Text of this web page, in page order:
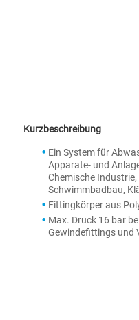
Kurzbeschreibung
Ein System für
Apparate- und
Chemische
Schwimmbadbau,
Fittingkörper aus
Max. Druck 16 bar
Gewindefittings und